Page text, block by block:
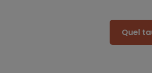
Quel